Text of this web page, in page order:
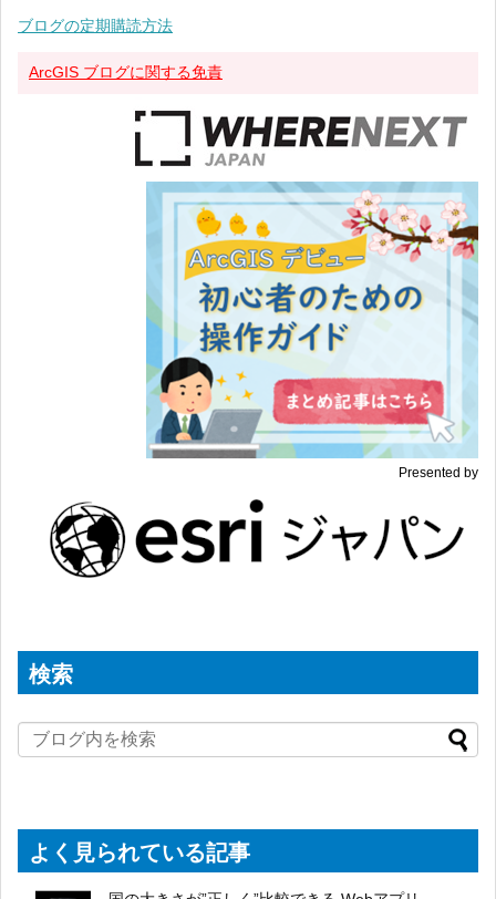
ブログの定期購読方法
ArcGIS ブログに関する免責
Presented by
検索
よく見られている記事